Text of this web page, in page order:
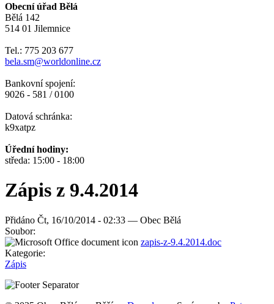
Obecní úřad Bělá
Bělá 142
514 01 Jilemnice
Tel.: 775 203 677
bela.sm@worldonline.cz
Bankovní spojení:
9026 - 581 / 0100
Datová schránka:
k9xatpz
Úřední hodiny:
středa: 15:00 - 18:00
Zápis z 9.4.2014
Přidáno Čt, 16/10/2014 - 02:33 — Obec Bělá
Soubor:
zapis-z-9.4.2014.doc
Kategorie:
Zápis